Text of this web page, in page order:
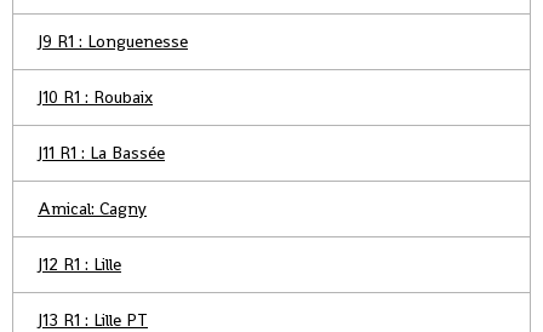
J9 R1 : Longuenesse
J10 R1 : Roubaix
J11 R1 : La Bassée
Amical: Cagny
J12 R1 : Lille
J13 R1 : Lille PT